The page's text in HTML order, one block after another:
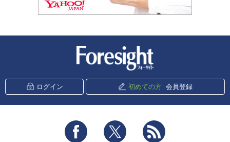
ログイン 初めての方 会員登録
Facebook Twitter